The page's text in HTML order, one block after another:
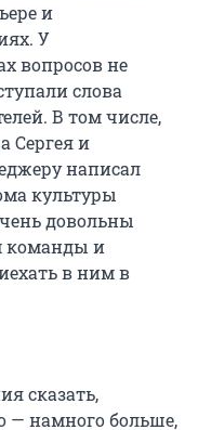
и
У
вопросов не
слова
В том числе,
Сергея и
написал
культуры
довольны
команды и
в ним в
сказать,
— намного больше,